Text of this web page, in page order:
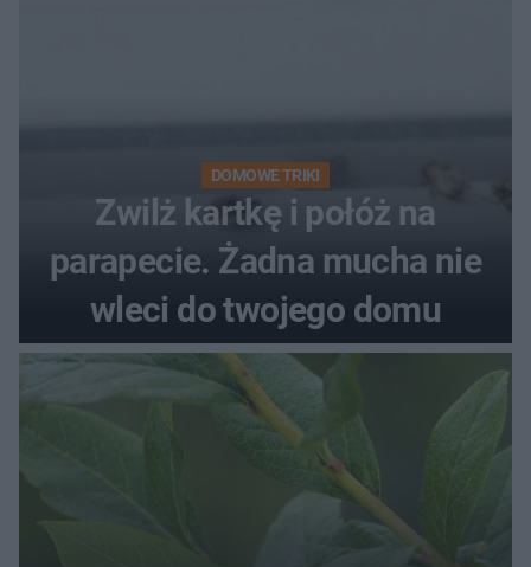
DOMOWE TRIKI
Zwilż kartkę i połóż na
parapecie. Żadna mucha nie
wleci do twojego domu